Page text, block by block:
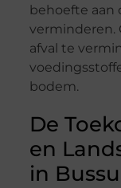
behoefte aan
verminderen.
afval te
bodem.
De
en
in